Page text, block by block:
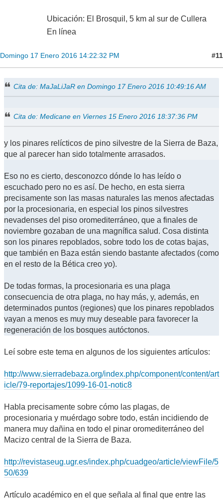
Ubicación: El Brosquil, 5 km al sur de Cullera
En línea
Domingo 17 Enero 2016 14:22:32 PM #11
Cita de: MaJaLiJaR en Domingo 17 Enero 2016 10:49:16 AM
Cita de: Medicane en Viernes 15 Enero 2016 18:37:36 PM
y los pinares relícticos de pino silvestre de la Sierra de Baza,
que al parecer han sido totalmente arrasados.
Eso no es cierto, desconozco dónde lo has leído o
escuchado pero no es así. De hecho, en esta sierra
precisamente son las masas naturales las menos afectadas
por la procesionaria, en especial los pinos silvestres
nevadenses del piso oromediterráneo, que a finales de
noviembre gozaban de una magnífica salud. Cosa distinta
son los pinares repoblados, sobre todo los de cotas bajas,
que también en Baza están siendo bastante afectados (como
en el resto de la Bética creo yo).
De todas formas, la procesionaria es una plaga
consecuencia de otra plaga, no hay más, y, además, en
determinados puntos (regiones) que los pinares repoblados
vayan a menos es muy muy deseable para favorecer la
regeneración de los bosques autóctonos.
Leí sobre este tema en algunos de los siguientes artículos:
http://www.sierradebaza.org/index.php/component/content/art
icle/79-reportajes/1099-16-01-notic8
Habla precisamente sobre cómo las plagas, de
procesionaria y muérdago sobre todo, están incidiendo de
manera muy dañina en todo el pinar oromediterráneo del
Macizo central de la Sierra de Baza.
http://revistaseug.ugr.es/index.php/cuadgeo/article/viewFile/5
50/639
Artículo académico en el que señala al final que entre las